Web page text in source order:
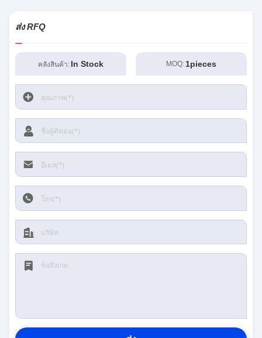
ส่ง RFQ
คลังสินค้า: In Stock MOQ: 1pieces